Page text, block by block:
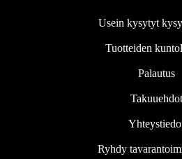
Usein kysytyt
Tuotteiden
Palautus
Takuuehdot
Ryhdy